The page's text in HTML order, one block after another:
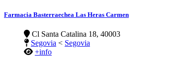
Farmacia Basterraechea Las Heras Carmen
Cl Santa Catalina 18, 40003
Segovia < Segovia
+info